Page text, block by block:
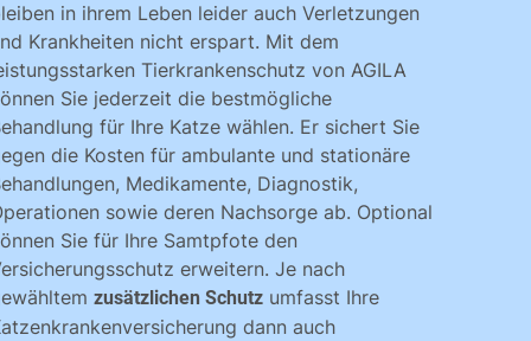
in ihrem Leben leider auch Verletzungen
Krankheiten nicht erspart. Mit dem
Tierkrankenschutz von AGILA
Sie jederzeit die bestmögliche
für Ihre Katze wählen. Er sichert Sie
die Kosten für ambulante und stationäre
Medikamente, Diagnostik,
sowie deren Nachsorge ab. Optional
Sie für Ihre Samtpfote den
erweitern. Je nach
zusätzlichen Schutzumfasst Ihre
dann auch